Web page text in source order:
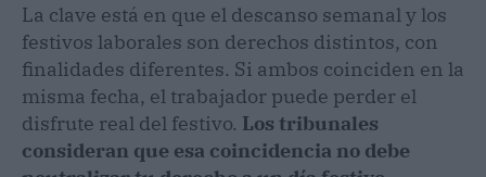
La clave está en que el descanso semanal y los
festivos laborales son derechos distintos, con
finalidades diferentes. Si ambos coinciden en la
misma fecha, el trabajador puede perder el
disfrute real del festivo. Los tribunales
consideran que esa coincidencia no debe